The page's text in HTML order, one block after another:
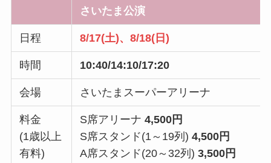
さいたま公演
日程 8/17(土)、8/18(日)
時間 10:40/14:10/17:20
会場 さいたまスーパーアリーナ
料金
(1歳以上
有料)
S席アリーナ4,500円
S席スタンド(1～19列)4,500円
A席スタンド(20～32列)3,500円